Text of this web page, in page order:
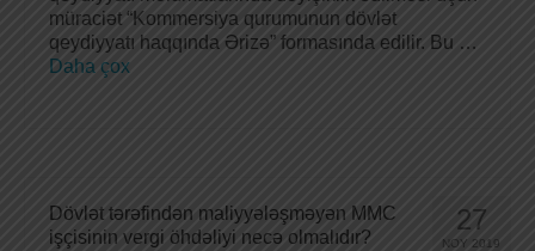
müraciət “Kommersiya qurumunun dövlət
qeydiyyatı haqqında Ərizə” formasında edilir. Bu …
Daha çox
27
NOY 2019
Dövlət tərəfindən maliyyələşməyən MMC
işçisinin vergi öhdəliyi necə olmalıdır?